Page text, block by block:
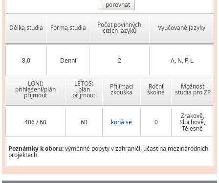
porovnat
Délka studia Forma studia Počet povinných
cizích jazyků Vyučované jazyky
8,0 Denní 2 A, N, F, L
LONI:
přihlášení/plán
přijmout
LETOS:
plán
přijmout
Přijímací
zkouška
Roční
školné
Možnost
studia pro ZP
406 / 60 60 koná se 0
Zrakově,
Sluchově,
Tělesně
Poznámky k oboru:výměnné pobyty v zahraničí, účast na mezinárodních
projektech.